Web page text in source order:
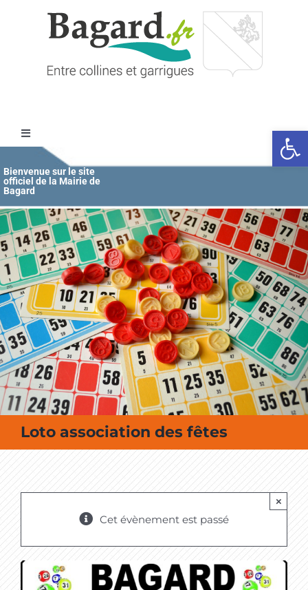
Ouvrir
Toggle
Navigation
Accueil
MAIRIE
ÉDUCATION / JEUNESSE
VIE COMMUNALE
MES SORTIES / MES LOISIRS
Bienvenue sur le site
officiel de la Mairie de
Bagard
Loto association des fêtes
Cet évènement est passé
×